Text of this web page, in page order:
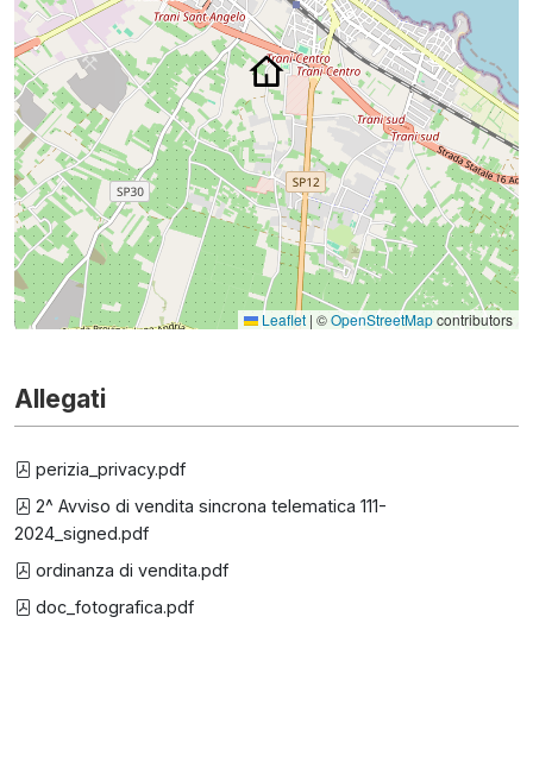
Leaflet | ©OpenStreetMapcontributors
Allegati
perizia_privacy.pdf
2^ Avviso di vendita sincrona telematica 111-
2024_signed.pdf
ordinanza di vendita.pdf
doc_fotografica.pdf